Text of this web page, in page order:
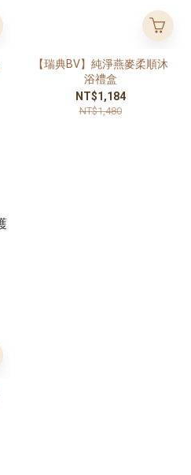
【瑞典BV】純淨燕麥柔順沐
浴禮盒
NT$1,184
NT$1,480